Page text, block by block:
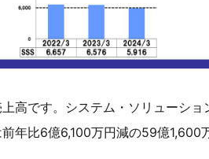
高です。システム・ソリューシ
年比6億6,100万円減の59億1,600